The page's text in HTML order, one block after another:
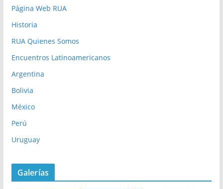
Página Web RUA
Historia
RUA Quienes Somos
Encuentros Latinoamericanos
Argentina
Bolivia
México
Perú
Uruguay
Galerías